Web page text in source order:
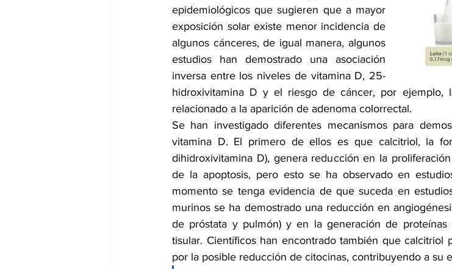
epidemiológicos que sugieren que a mayor
exposición solar existe menor incidencia de
algunos cánceres, de igual manera, algunos
estudios han demostrado una asociación
inversa entre los niveles de vitamina D, 25-
hidroxivitamina D y el riesgo de cáncer, por ejemplo,
relacionado a la aparición de adenoma colorrectal.
Se han investigado diferentes mecanismos para
vitamina D. El primero de ellos es que calcitriol, la
dihidroxivitamina D), genera reducción en la
de la apoptosis, pero esto se ha observado en
momento se tenga evidencia de que suceda en
murinos se ha demostrado una reducción en
de próstata y pulmón) y en la generación de proteínas
tisular. Científicos han encontrado también que calcitriol
por la posible reducción de citocinas, contribuyendo a su